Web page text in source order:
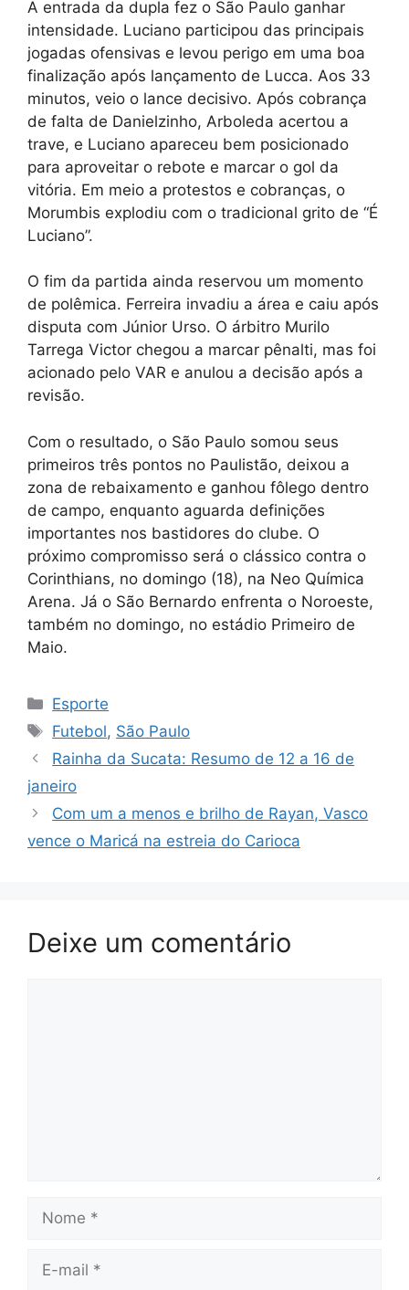
A entrada da dupla fez o São Paulo ganhar
intensidade. Luciano participou das principais
jogadas ofensivas e levou perigo em uma boa
finalização após lançamento de Lucca. Aos 33
minutos, veio o lance decisivo. Após cobrança
de falta de Danielzinho, Arboleda acertou a
trave, e Luciano apareceu bem posicionado
para aproveitar o rebote e marcar o gol da
vitória. Em meio a protestos e cobranças, o
Morumbis explodiu com o tradicional grito de “É
Luciano”.
O fim da partida ainda reservou um momento
de polêmica. Ferreira invadiu a área e caiu após
disputa com Júnior Urso. O árbitro Murilo
Tarrega Victor chegou a marcar pênalti, mas foi
acionado pelo VAR e anulou a decisão após a
revisão.
Com o resultado, o São Paulo somou seus
primeiros três pontos no Paulistão, deixou a
zona de rebaixamento e ganhou fôlego dentro
de campo, enquanto aguarda definições
importantes nos bastidores do clube. O
próximo compromisso será o clássico contra o
Corinthians, no domingo (18), na Neo Química
Arena. Já o São Bernardo enfrenta o Noroeste,
também no domingo, no estádio Primeiro de
Maio.
Categorias
Esporte
Tags
Futebol, São Paulo
Rainha da Sucata: Resumo de 12 a 16 de
janeiro
Com um a menos e brilho de Rayan, Vasco
vence o Maricá na estreia do Carioca
Deixe um comentário
mail